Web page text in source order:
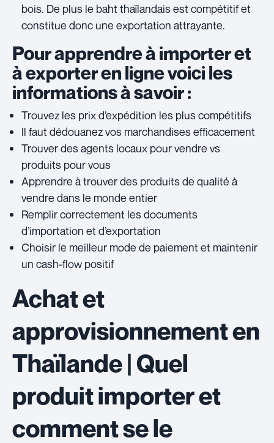
bois. De plus le baht thaïlandais est compétitif et
constitue donc une exportation attrayante.
Pour apprendre à importer et
à exporter en ligne voici les
informations à savoir :
Trouvez les prix d’expédition les plus compétitifs
Il faut dédouanez vos marchandises efficacement
Trouver des agents locaux pour vendre vs
produits pour vous
Apprendre à trouver des produits de qualité à
vendre dans le monde entier
Remplir correctement les documents
d’importation et d’exportation
Choisir le meilleur mode de paiement et maintenir
un cash-flow positif
Achat et
approvisionnement en
Thaïlande | Quel
produit importer et
comment se le